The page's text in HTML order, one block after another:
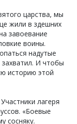
царства, мы
жили в здешних
завоевание
воины.
надутые
И чтобы
историю этой
лагеря
«Боевые
сосняку.